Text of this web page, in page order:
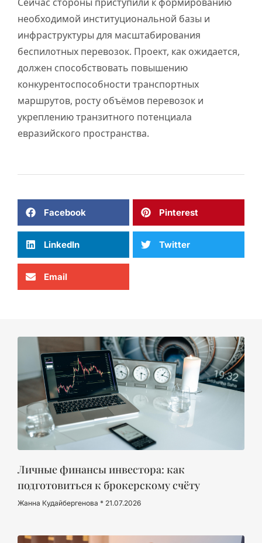
необходимой институциональной базы и
инфраструктуры для масштабирования
беспилотных перевозок. Проект, как ожидается,
должен способствовать повышению
конкурентоспособности транспортных
маршрутов, росту объёмов перевозок и
укреплению транзитного потенциала
евразийского пространства.
Facebook Pinterest
LinkedIn Twitter
Email
Личные финансы инвестора: как
подготовиться к брокерскому счёту
Жанна Кудайбергенова 21.07.2026